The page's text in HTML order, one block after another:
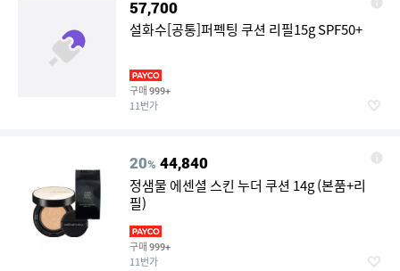
57,700
설화수[공통]퍼펙팅 쿠션 리필15g SPF50+
구매 999+
11번가
20% 44,840
정샘물 에센셜 스킨 누더 쿠션 14g (본품+리
필)
구매 999+
11번가